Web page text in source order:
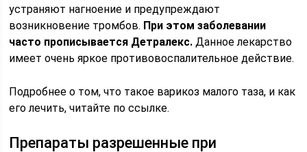
устраняют нагноение и предупреждают
возникновение тромбов. При этом заболевании
часто прописывается Детралекс. Данное лекарство
имеет очень яркое противовоспалительное действие.
Подробнее о том, что такое варикоз малого таза, и как
его лечить, читайте по ссылке.
Препараты разрешенные при